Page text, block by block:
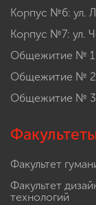
Корпус №6: ул.
Корпус №7: ул.
Общежитие № 1:
Общежитие № 2:
Общежитие № 3:
Факультет
Факультет
технологий